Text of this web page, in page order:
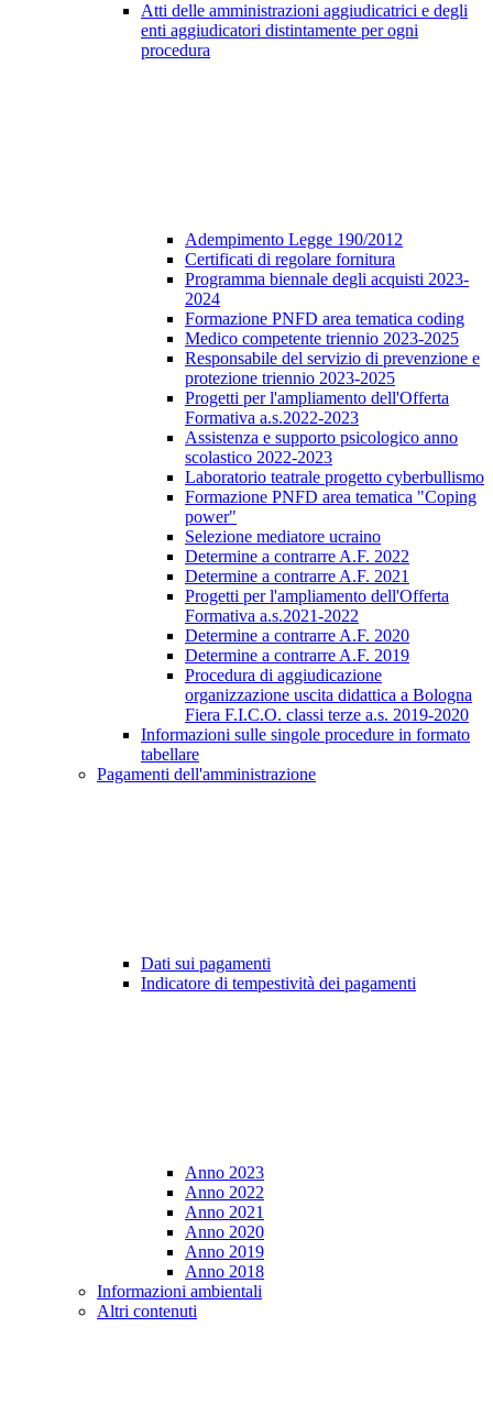
Atti delle amministrazioni aggiudicatrici e degli
enti aggiudicatori distintamente per ogni
procedura
Adempimento Legge 190/2012
Certificati di regolare fornitura
Programma biennale degli acquisti 2023-
2024
Formazione PNFD area tematica coding
Medico competente triennio 2023-2025
Responsabile del servizio di prevenzione e
protezione triennio 2023-2025
Progetti per l'ampliamento dell'Offerta
Formativa a.s.2022-2023
Assistenza e supporto psicologico anno
scolastico 2022-2023
Laboratorio teatrale progetto cyberbullismo
Formazione PNFD area tematica "Coping
power"
Selezione mediatore ucraino
Determine a contrarre A.F. 2022
Determine a contrarre A.F. 2021
Progetti per l'ampliamento dell'Offerta
Formativa a.s.2021-2022
Determine a contrarre A.F. 2020
Determine a contrarre A.F. 2019
Procedura di aggiudicazione
organizzazione uscita didattica a Bologna
Fiera F.I.C.O. classi terze a.s. 2019-2020
Informazioni sulle singole procedure in formato
tabellare
Pagamenti dell'amministrazione
Dati sui pagamenti
Indicatore di tempestività dei pagamenti
Anno 2023
Anno 2022
Anno 2021
Anno 2020
Anno 2019
Anno 2018
Informazioni ambientali
Altri contenuti